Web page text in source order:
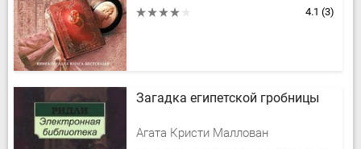
жизней, прежде чем попасть в Европу
4.1 (3)
Загадка египетской гробницы
Агата Кристи Маллован